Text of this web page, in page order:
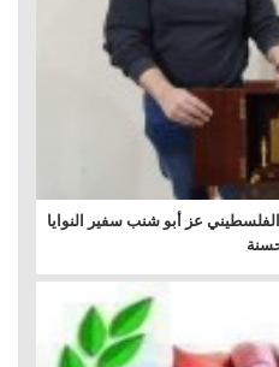
عز أبو شنب سفير النوايا